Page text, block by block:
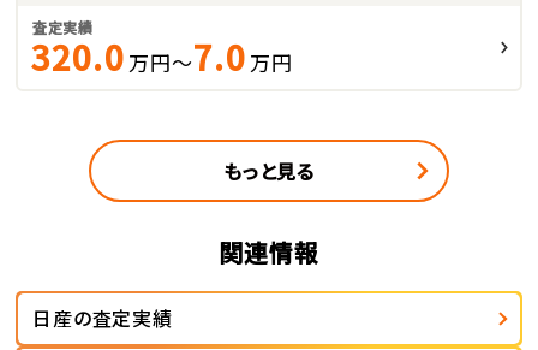
査定実績
320.0 万円～7.0 万円
もっと見る
関連情報
日産の査定実績